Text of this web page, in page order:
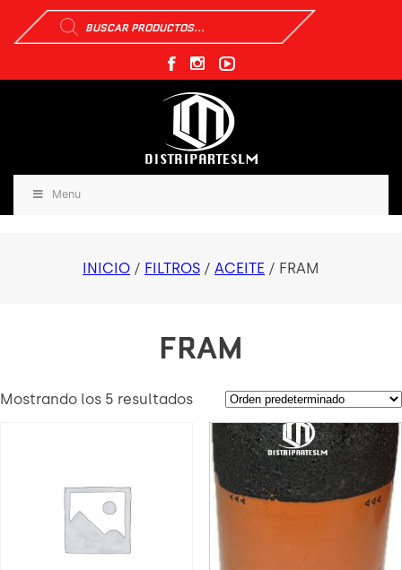
Búsqueda
de
productos
Menu
INICIO / FILTROS / ACEITE / FRAM
FRAM
Mostrando los 5 resultados